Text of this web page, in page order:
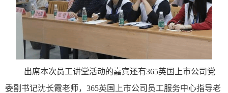
出席本次员工讲堂活动的嘉宾还有365英国上市公司党
委副书记沈长霞老师，365英国上市公司员工服务中心指导老